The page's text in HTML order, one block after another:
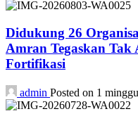
Didukung 26
Amran Tegaskan Tak
Fortifikasi
admin Posted on 1